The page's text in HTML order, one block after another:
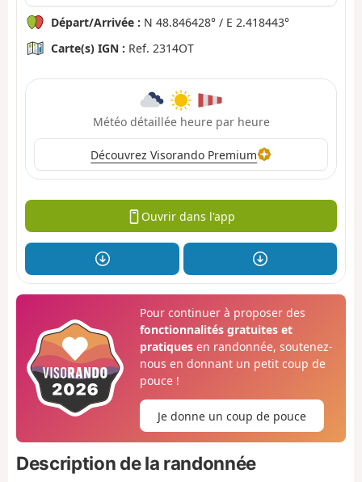
Départ/Arrivée : N 48.846428° / E 2.418443°
Carte(s) IGN : Ref. 2314OT
Météo détaillée heure par heure
Découvrez Visorando Premium
Ouvrir dans l'app
Pour continuer à proposer des
fonctionnalités gratuites et
pratiquesen randonnée, soutenez-
nous en donnant un petit coup de
pouce !
Je donne un coup de pouce
Description de la randonnée